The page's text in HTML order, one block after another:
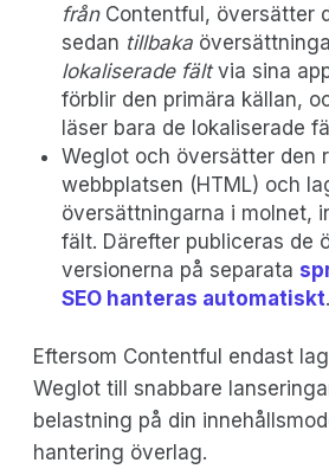
frånContentful, översätter
sedan tillbaka
lokaliserade fältvia sina
förblir den primära källan,
läser bara de lokaliserade
Weglot och översätter den
webbplatsen (HTML) och
översättningarna i molnet,
fält. Därefter publiceras de
versionerna på separata
SEO hanteras automatiskt.
Eftersom Contentful endast
Weglot till snabbare
belastning på din
hantering överlag.